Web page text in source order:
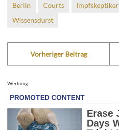
Berlin Courts Impfskeptiker
Wissensdurst
Vorheriger Beitrag
Werbung